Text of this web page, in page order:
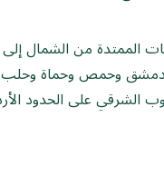
الممتدة من الشمال
وحمص وحماة وحلب
على الحدود